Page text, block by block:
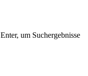
um Suchergebnisse